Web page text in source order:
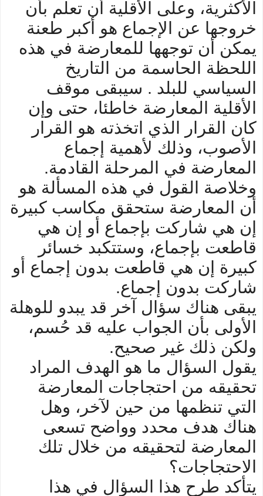
الأكثرية، وعلى الأقلية أن تعلم بأن
خروجها عن الإجماع هو أكبر طعنة
يمكن أن توجهها للمعارضة في هذه
اللحظة الحاسمة من التاريخ
السياسي للبلد . سيبقى موقف
الأقلية المعارضة خاطئا، حتى وإن
كان القرار الذي اتخذته هو القرار
الأصوب، وذلك لأهمية إجماع
المعارضة في المرحلة القادمة.
وخلاصة القول في هذه المسألة هو
أن المعارضة ستحقق مكاسب كبيرة
إن هي شاركت بإجماع أو إن هي
قاطعت بإجماع، وستتكبد خسائر
كبيرة إن هي قاطعت بدون إجماع أو
شاركت بدون إجماع.
يبقى هناك سؤال آخر قد يبدو للوهلة
الأولى بأن الجواب عليه قد حُسم،
ولكن ذلك غير صحيح.
يقول السؤال ما هو الهدف المراد
تحقيقه من احتجاجات المعارضة
التي تنظمها من حين لآخر، وهل
هناك هدف محدد وواضح تسعى
المعارضة لتحقيقه من خلال تلك
الاحتجاجات؟
يتأكد طرح هذا السؤال في هذا